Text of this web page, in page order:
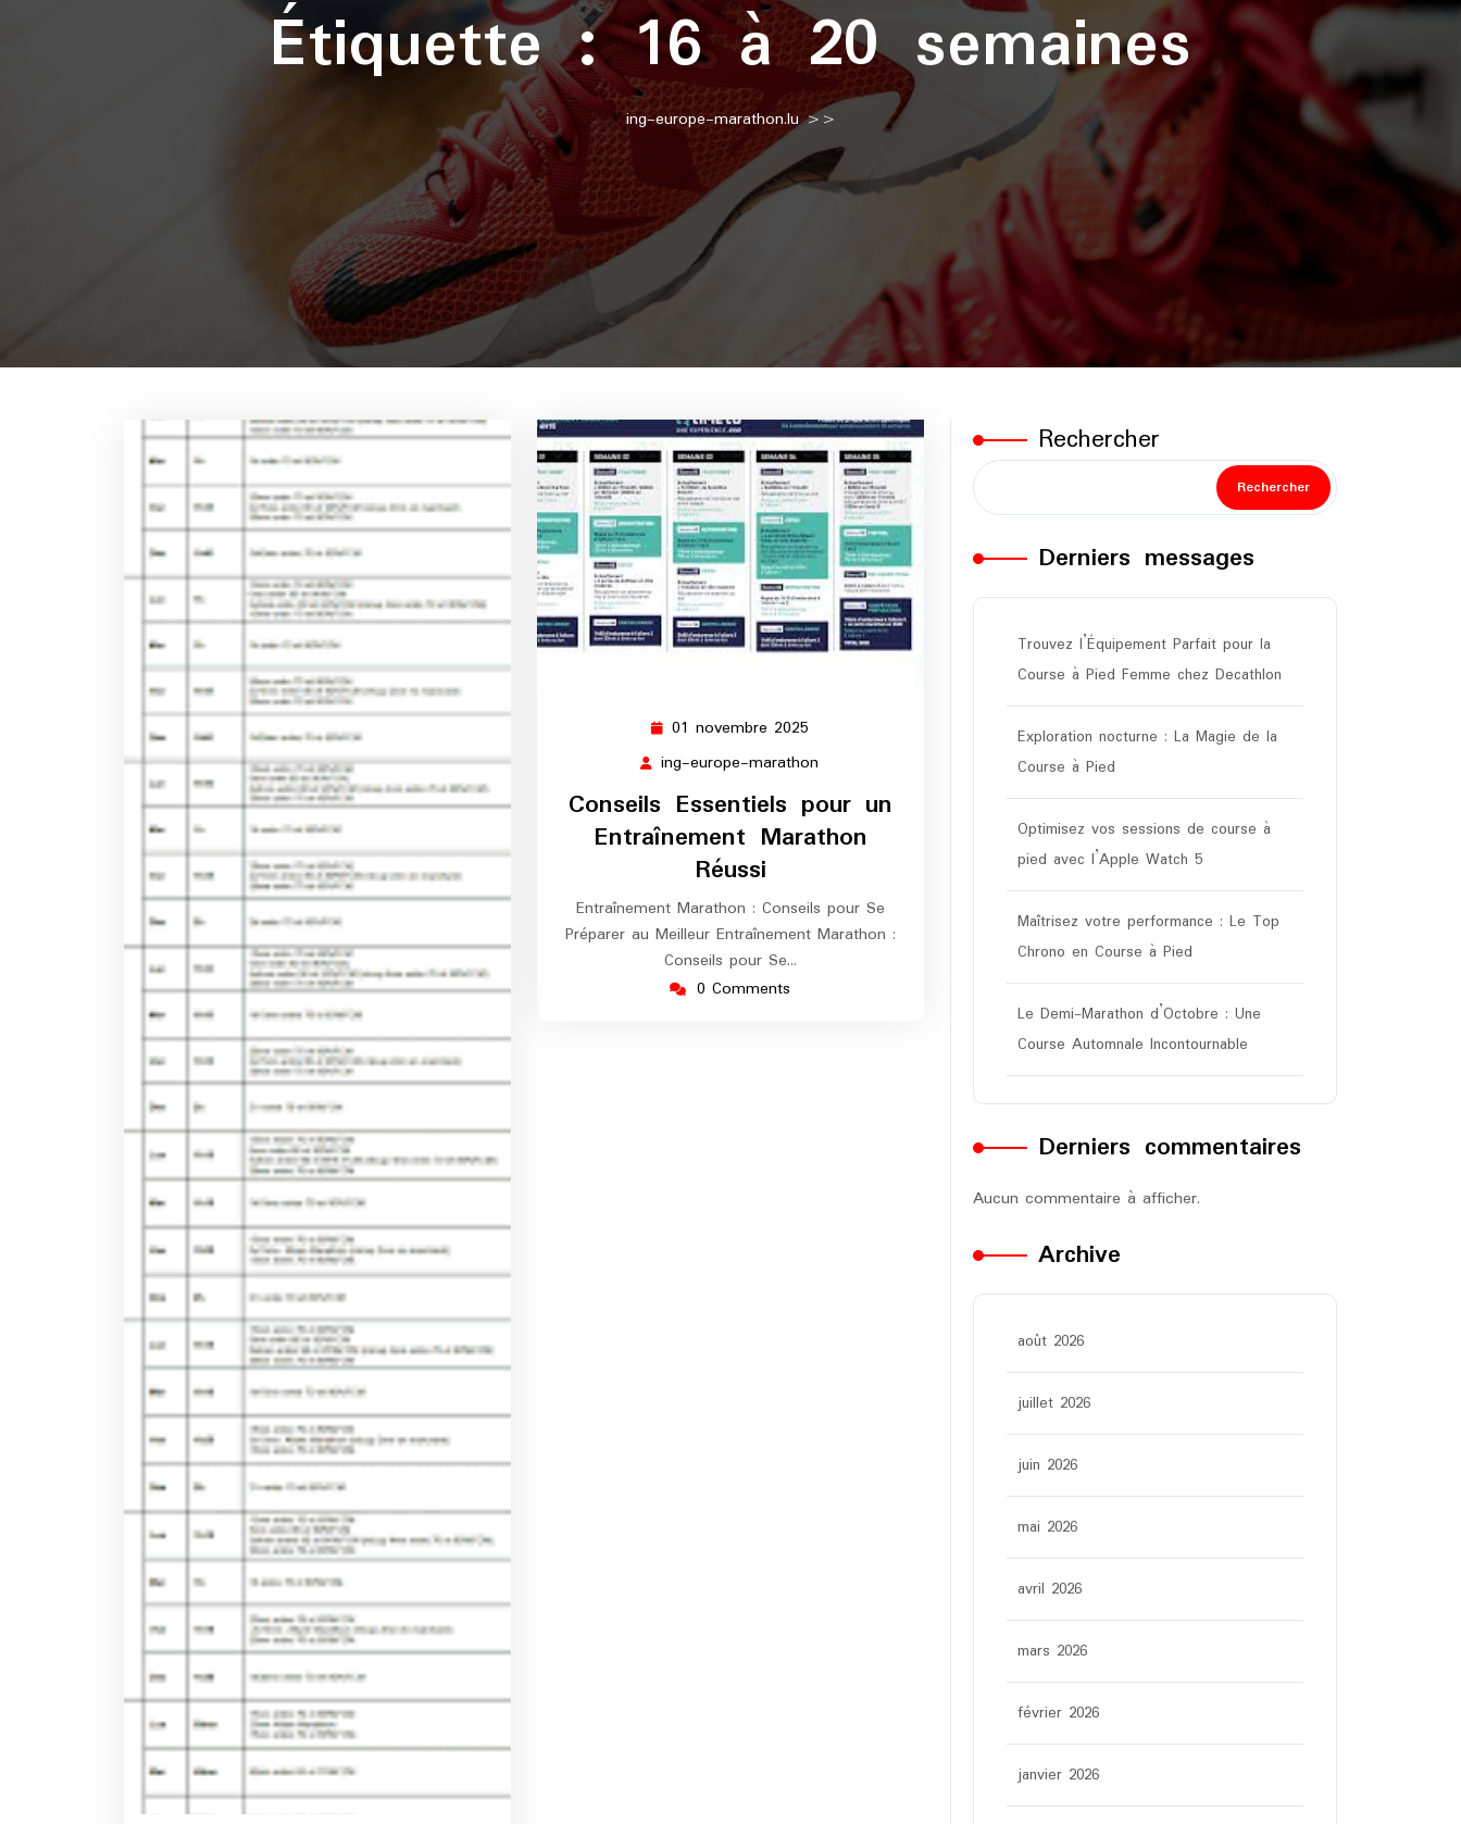
Étiquette :16 à 20 semaines
ing-europe-marathon.lu>>
01 novembre 2025
novembre
ing-europe-marathon
marathon
Conseils Essentiels pour un
Entraînement Marathon
Réussi
Entraînement Marathon : Conseils pour Se
Préparer au Meilleur Entraînement Marathon :
Conseils pour Se…
0 Comments
Rechercher
Rechercher
Derniers messages
Trouvez l’Équipement Parfait pour la
Course à Pied Femme chez Decathlon
Exploration nocturne : La Magie de la
Course à Pied
Optimisez vos sessions de course à
pied avec l’Apple Watch 5
Maîtrisez votre performance : Le Top
Chrono en Course à Pied
Le Demi-Marathon d’Octobre : Une
Course Automnale Incontournable
Derniers commentaires
Aucun commentaire à afficher.
Archive
août 2026
juillet 2026
juin 2026
mai 2026
avril 2026
mars 2026
février 2026
janvier 2026